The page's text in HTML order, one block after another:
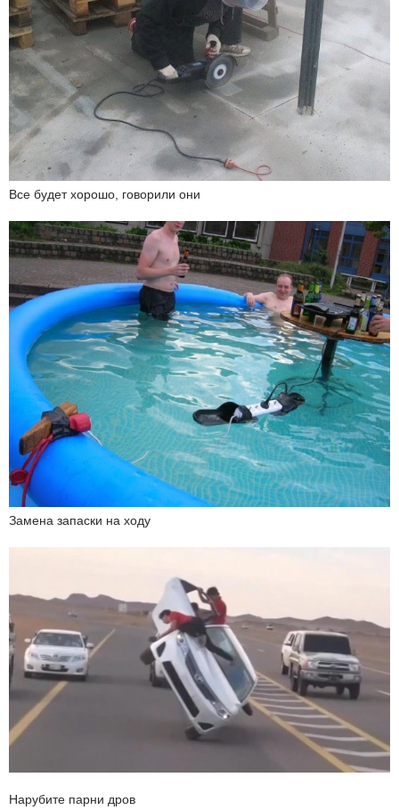
Все будет хорошо, говорили они
Замена запаски на ходу
Нарубите парни дров